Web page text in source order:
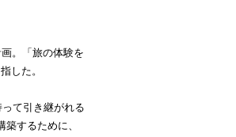
。「旅の体験を
した。
て引き継がれる
するために、